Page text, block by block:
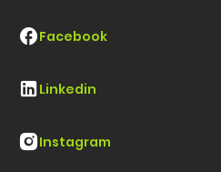
Facebook
Linkedin
Instagram